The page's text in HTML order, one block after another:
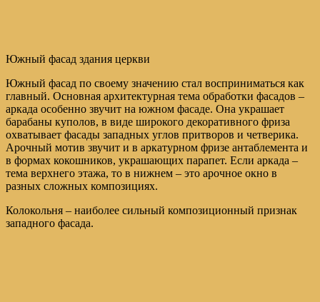
Южный фасад здания церкви
Южный фасад по своему значению стал восприниматься как
главный. Основная архитектурная тема обработки фасадов –
аркада особенно звучит на южном фасаде. Она украшает
барабаны куполов, в виде широкого декоративного фриза
охватывает фасады западных углов притворов и четверика.
Арочный мотив звучит и в аркатурном фризе антаблемента и
в формах кокошников, украшающих парапет. Если аркада –
тема верхнего этажа, то в нижнем – это арочное окно в
разных сложных композициях.
Колокольня – наиболее сильный композиционный признак
западного фасада.